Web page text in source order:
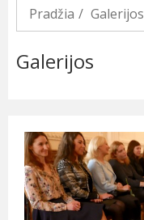
Pradžia Galerijos
Galerijos